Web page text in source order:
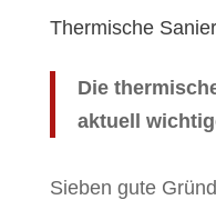
Thermische
Die
aktuell
Sieben gute